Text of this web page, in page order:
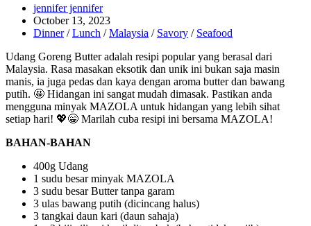
Post
author:
jennifer jennifer
Post
published:
October 13, 2023
Post
Dinner / Lunch / Malaysia / Savory / Seafood
Udang Goreng Butter adalah resipi popular yang berasal dari
Malaysia. Rasa masakan eksotik dan unik ini bukan saja masin
manis, ia juga pedas dan kaya dengan aroma butter dan bawang
putih. 🤩 Hidangan ini sangat mudah dimasak. Pastikan anda
mengguna minyak MAZOLA untuk hidangan yang lebih sihat
setiap hari! 💖😁 Marilah cuba resipi ini bersama MAZOLA!
BAHAN-BAHAN
400g Udang
1 sudu besar minyak MAZOLA
3 sudu besar Butter tanpa garam
3 ulas bawang putih (dicincang halus)
3 tangkai daun kari (daun sahaja)